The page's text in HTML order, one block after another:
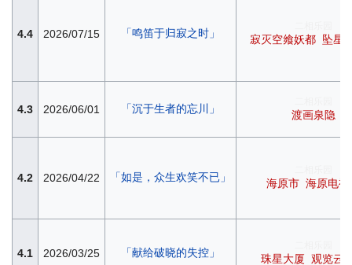
4.4 2026/07/15 「鸣笛于归寂之时」 寂灭空飨妖都 坠星
4.3 2026/06/01 「沉于生者的忘川」 渡画泉隐
4.2 2026/04/22 「如是，众生欢笑不已」 海原市 海原电视
4.1 2026/03/25 「献给破晓的失控」 珠星大厦 观览云